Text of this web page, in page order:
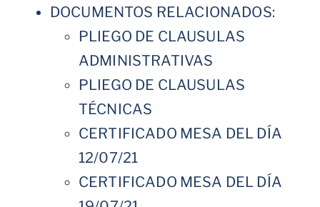
DOCUMENTOS RELACIONADOS:
PLIEGO DE CLAUSULAS
ADMINISTRATIVAS
PLIEGO DE CLAUSULAS
TÉCNICAS
CERTIFICADO MESA DEL DÍA
12/07/21
CERTIFICADO MESA DEL DÍA